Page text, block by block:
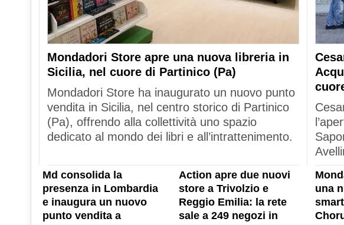
Mondadori Store apre una nuova libreria in
Sicilia, nel cuore di Partinico (Pa)
Mondadori Store ha inaugurato un nuovo punto
vendita in Sicilia, nel centro storico di Partinico
(Pa), offrendo alla collettività uno spazio
dedicato al mondo dei libri e all’intrattenimento.
Md consolida la
presenza in Lombardia
e inaugura un nuovo
punto vendita a
Action apre due nuovi
store a Trivolzio e
Reggio Emilia: la rete
sale a 249 negozi in
una